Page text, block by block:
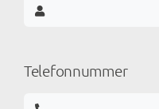
Telefonnummer